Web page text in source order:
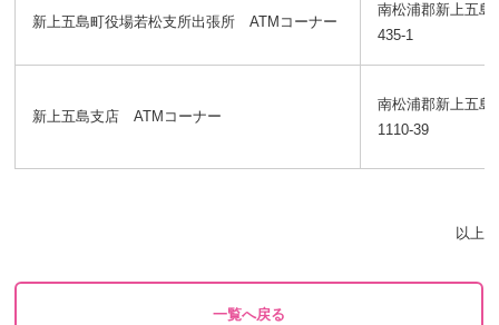
新上五島町役場若松支所出張所 ATMコーナー
南松浦郡新上五島
435-1
新上五島支店 ATMコーナー
南松浦郡新上五島
1110-39
以上
一覧へ戻る